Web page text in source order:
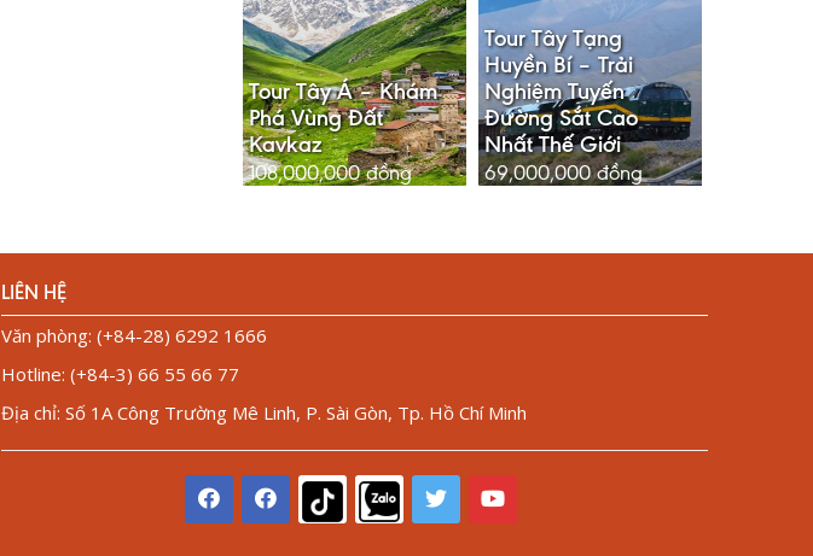
Tour Tây Á – Khám
Phá Vùng Đất
Kavkaz
108,000,000đồng
Tour Tây Tạng
Huyền Bí – Trải
Nghiệm Tuyến
Đường Sắt Cao
Nhất Thế Giới
69,000,000đồng
LIÊN HỆ
Văn phòng: (+84-28) 6292 1666
Hotline: (+84-3) 66 55 66 77
Địa chỉ: Số 1A Công Trường Mê Linh, P. Sài Gòn, Tp. Hồ Chí Minh